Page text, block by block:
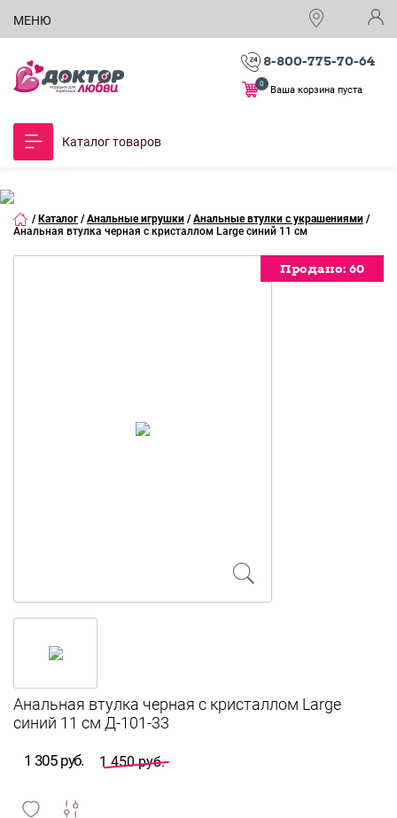
МЕНЮ
8-800-775-70-64
Ваша корзина пуста
0
Каталог товаров
/ Каталог / Анальные игрушки / Анальные втулки с украшениями /
Анальная втулка черная с кристаллом Large синий 11 см
Продано: 60
1 305 руб. 1 450 руб.